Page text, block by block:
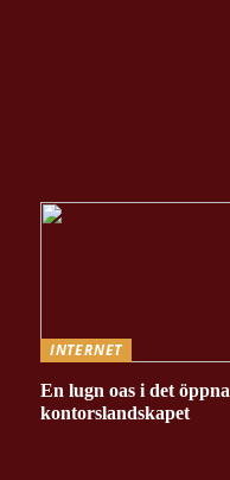
INTERNET
En lugn oas i det öppna
kontorslandskapet